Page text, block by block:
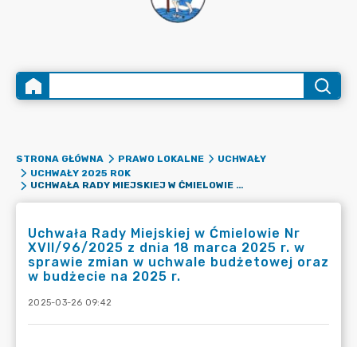
STRONA GŁÓWNA PRAWO LOKALNE
UCHWAŁY
UCHWAŁY 2025 ROK
UCHWAŁA RADY MIEJSKIEJ W ĆMIELOWIE NR XVII/96/2025 Z DNIA 18 MARCA 2025 R. W SPRAWIE ZMIAN W UCHWALE BUDŻETOWEJ ORAZ W BUDŻECIE NA 2025 R.
Uchwała Rady Miejskiej w Ćmielowie Nr
XVII/96/2025 z dnia 18 marca 2025 r. w
sprawie zmian w uchwale budżetowej oraz
w budżecie na 2025 r.
2025-03-26 09:42